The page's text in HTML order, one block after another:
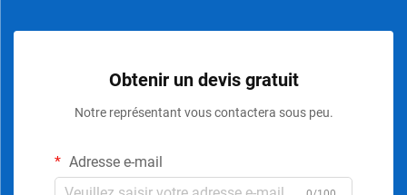
Obtenir un devis gratuit
Notre représentant vous contactera sous peu.
Adresse e-mail